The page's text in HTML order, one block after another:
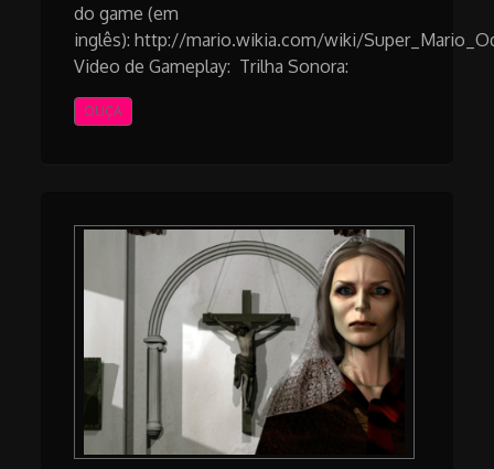
do game (em
inglês): http://mario.wikia.com/wiki/
Video de Gameplay: Trilha Sonora:
OUÇA